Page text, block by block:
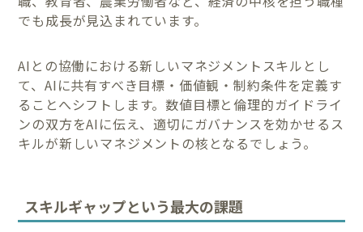
でも成長が見込まれています。
AIとの協働における新しいマネジメントスキルとし
て、AIに共有すべき目標・価値観・制約条件を定義す
ることへシフトします。数値目標と倫理的ガイドライ
ンの双方をAIに伝え、適切にガバナンスを効かせるス
キルが新しいマネジメントの核となるでしょう。
スキルギャップという最大の課題